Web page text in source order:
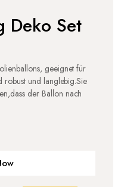
Deko Set
geeignet für
robust und langlebig.Sie
der Ballon nach